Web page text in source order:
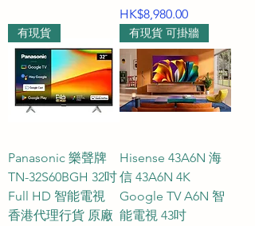
價格
HK$8,980.00
有現貨
Panasonic 樂聲牌
TN-32S60BGH 32吋
Full HD 智能電視
香港代理行貨 原廠
有現貨 可掛牆
Hisense 43A6N 海
信 43A6N 4K
Google TV A6N 智
能電視 43吋